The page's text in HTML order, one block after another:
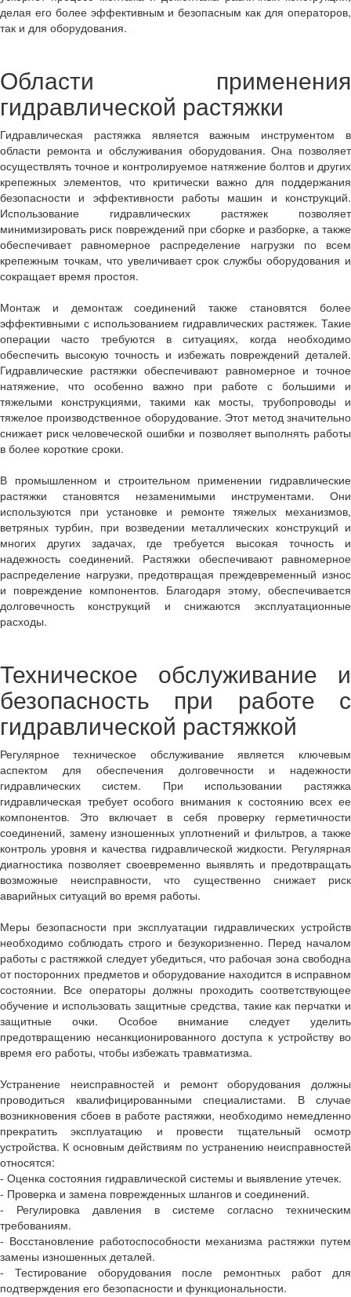
делая его более эффективным и безопасным как для операторов,
так и для оборудования.
Области применения
гидравлической растяжки
Гидравлическая растяжка является важным инструментом в
области ремонта и обслуживания оборудования. Она позволяет
осуществлять точное и контролируемое натяжение болтов и других
крепежных элементов, что критически важно для поддержания
безопасности и эффективности работы машин и конструкций.
Использование гидравлических растяжек позволяет
минимизировать риск повреждений при сборке и разборке, а также
обеспечивает равномерное распределение нагрузки по всем
крепежным точкам, что увеличивает срок службы оборудования и
сокращает время простоя.
Монтаж и демонтаж соединений также становятся более
эффективными с использованием гидравлических растяжек. Такие
операции часто требуются в ситуациях, когда необходимо
обеспечить высокую точность и избежать повреждений деталей.
Гидравлические растяжки обеспечивают равномерное и точное
натяжение, что особенно важно при работе с большими и
тяжелыми конструкциями, такими как мосты, трубопроводы и
тяжелое производственное оборудование. Этот метод значительно
снижает риск человеческой ошибки и позволяет выполнять работы
в более короткие сроки.
В промышленном и строительном применении гидравлические
растяжки становятся незаменимыми инструментами. Они
используются при установке и ремонте тяжелых механизмов,
ветряных турбин, при возведении металлических конструкций и
многих других задачах, где требуется высокая точность и
надежность соединений. Растяжки обеспечивают равномерное
распределение нагрузки, предотвращая преждевременный износ
и повреждение компонентов. Благодаря этому, обеспечивается
долговечность конструкций и снижаются эксплуатационные
расходы.
Техническое обслуживание и
безопасность при работе с
гидравлической растяжкой
Регулярное техническое обслуживание является ключевым
аспектом для обеспечения долговечности и надежности
гидравлических систем. При использовании растяжка
гидравлическая требует особого внимания к состоянию всех ее
компонентов. Это включает в себя проверку герметичности
соединений, замену изношенных уплотнений и фильтров, а также
контроль уровня и качества гидравлической жидкости. Регулярная
диагностика позволяет своевременно выявлять и предотвращать
возможные неисправности, что существенно снижает риск
аварийных ситуаций во время работы.
Меры безопасности при эксплуатации гидравлических устройств
необходимо соблюдать строго и безукоризненно. Перед началом
работы с растяжкой следует убедиться, что рабочая зона свободна
от посторонних предметов и оборудование находится в исправном
состоянии. Все операторы должны проходить соответствующее
обучение и использовать защитные средства, такие как перчатки и
защитные очки. Особое внимание следует уделить
предотвращению несанкционированного доступа к устройству во
время его работы, чтобы избежать травматизма.
Устранение неисправностей и ремонт оборудования должны
проводиться квалифицированными специалистами. В случае
возникновения сбоев в работе растяжки, необходимо немедленно
прекратить эксплуатацию и провести тщательный осмотр
устройства. К основным действиям по устранению неисправностей
относятся:
- Оценка состояния гидравлической системы и выявление утечек.
- Проверка и замена поврежденных шлангов и соединений.
- Регулировка давления в системе согласно техническим
требованиям.
- Восстановление работоспособности механизма растяжки путем
замены изношенных деталей.
- Тестирование оборудования после ремонтных работ для
подтверждения его безопасности и функциональности.